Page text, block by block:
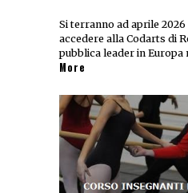
Si terranno ad aprile
accedere alla Codarts di
pubblica leader in
More